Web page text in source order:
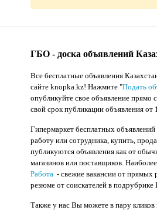
ГБО - доска объявлений
Все бесплатные объявления
сайте knopka.kz! Нажмите "Подать
опубликуйте свое объявление
свой срок публикации объявления от
Гипермаркет бесплатных
работу или сотрудника, купить,
публикуются объявления как от
магазинов или поставщиков.
Работа - свежие вакансии от прямых
резюме от соискателей в
Также у нас Вы можете в пару кликов